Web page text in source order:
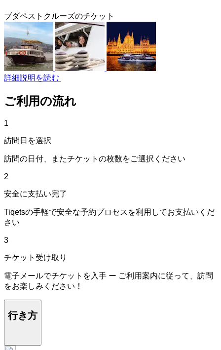
ブダペストクルーズのチケット
詳細説明を読む
ご利用の流れ
1
訪問日を選択
訪問の日付、またチケットの枚数をご選択ください
2
安全に支払い完了
Tiqetsの手軽で安全な予約プロセスを利用してお支払いくだ
さい
3
チケット受け取り
電子メールでチケットを入手 ー ご利用案内に従って、訪問
をお楽しみください！
行き方